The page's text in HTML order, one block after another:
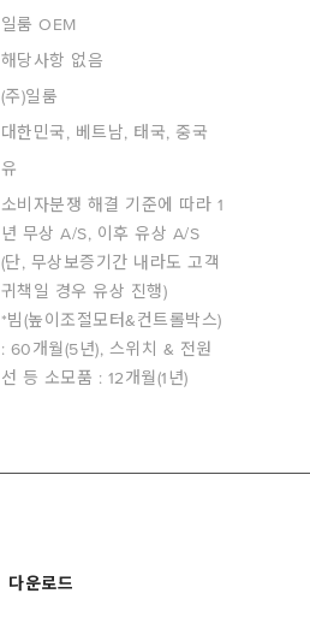
일룸 OEM
해당사항 없음
(주)일룸
대한민국, 베트남, 태국, 중국
유
소비자분쟁 해결 기준에 따라 1
년 무상 A/S, 이후 유상 A/S
(단, 무상보증기간 내라도 고객
귀책일 경우 유상 진행)
*빔(높이조절모터&컨트롤박스)
: 60개월(5년), 스위치 & 전원
선 등 소모품 : 12개월(1년)
다운로드